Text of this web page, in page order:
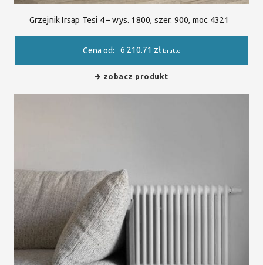
Grzejnik Irsap Tesi 4 – wys. 1800, szer. 900, moc 4321
Cena od: 6 210.71 zł brutto
zobacz produkt